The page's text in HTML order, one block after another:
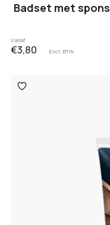
Badset met spons
Vanaf
€3,80 Excl. BTW
Toevoegen
aan